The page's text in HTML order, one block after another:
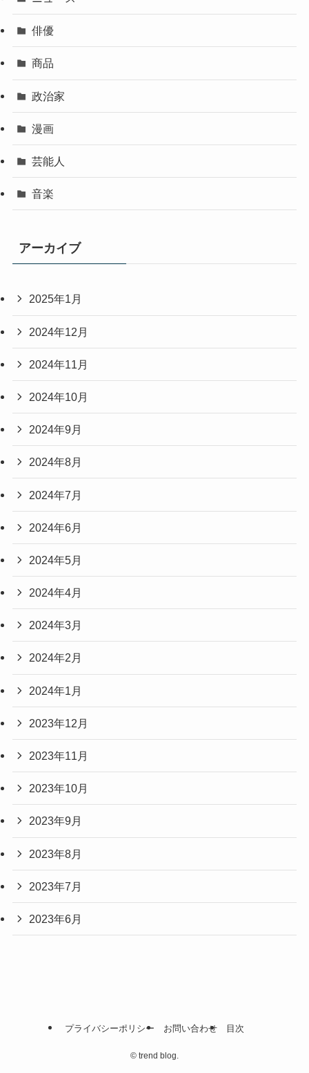
俳優
商品
政治家
漫画
芸能人
音楽
アーカイブ
2025年1月
2024年12月
2024年11月
2024年10月
2024年9月
2024年8月
2024年7月
2024年6月
2024年5月
2024年4月
2024年3月
2024年2月
2024年1月
2023年12月
2023年11月
2023年10月
2023年9月
2023年8月
2023年7月
2023年6月
プライバシーポリシー お問い合わせ 目次
© trend blog.